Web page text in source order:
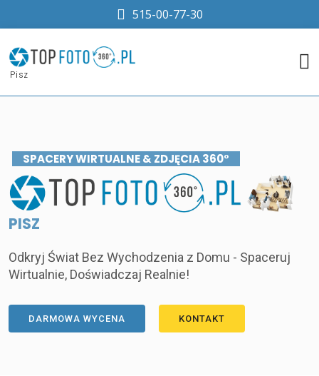
515-00-77-30
Pisz
SPACERY WIRTUALNE & ZDJĘCIA 360°
PISZ
Odkryj Świat Bez Wychodzenia z Domu - Spaceruj
Wirtualnie, Doświadczaj Realnie!
DARMOWA WYCENA KONTAKT